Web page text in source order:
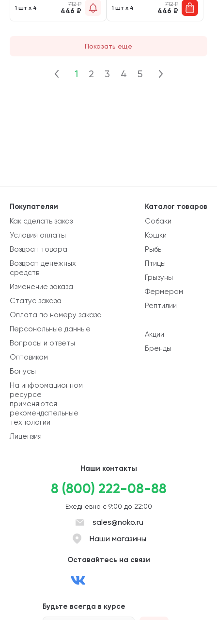
1 шт х 4
712₽
446 ₽ 1 шт х 4
712₽
446 ₽
Показать еще
1 2 3 4 5
Каталог товаров
Собаки
Кошки
Рыбы
Птицы
Грызуны
Фермерам
Рептилии
Акции
Бренды
Покупателям
Как сделать заказ
Условия оплаты
Возврат товара
Возврат денежных
средств
Изменение заказа
Статус заказа
Оплата по номеру заказа
Персональные данные
Вопросы и ответы
Оптовикам
Бонусы
На информационном
ресурсе
применяются
рекомендательные
технологии
Лицензия
Наши контакты
8 (800) 222-08-88
Ежедневно с 9:00 до 22:00
sales@noko.ru
Наши магазины
Оставайтесь на связи
Будьте всегда в курсе